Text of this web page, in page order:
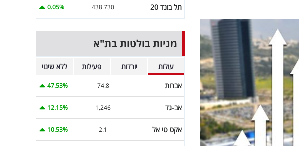
תל בונד 20 438.730
0.05%
מניות בולטות בת"א
עולות יורדות פעילות ללא שינוי
אברות 74.8
47.53%
אב-גד 1,246
12.15%
אקס טי אל 2.1
10.53%